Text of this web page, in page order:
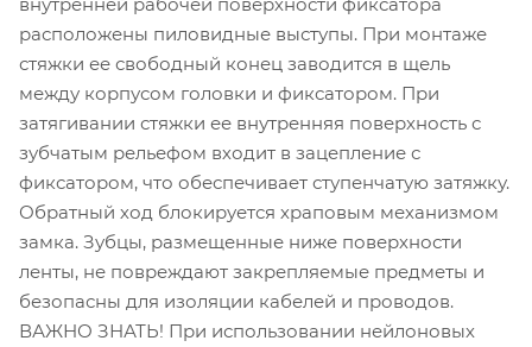
расположены пиловидные выступы. При монтаже
стяжки ее свободный конец заводится в щель
между корпусом головки и фиксатором. При
затягивании стяжки ее внутренняя поверхность с
зубчатым рельефом входит в зацепление с
фиксатором, что обеспечивает ступенчатую затяжку.
Обратный ход блокируется храповым механизмом
замка. Зубцы, размещенные ниже поверхности
ленты, не повреждают закрепляемые предметы и
безопасны для изоляции кабелей и проводов.
ВАЖНО ЗНАТЬ! При использовании нейлоновых